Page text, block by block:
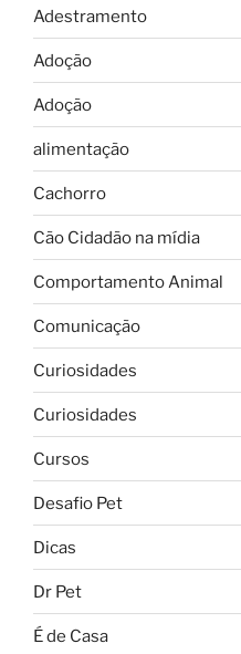
Adestramento
Adoção
Adoção
alimentação
Cachorro
Cão Cidadão na mídia
Comportamento Animal
Comunicação
Curiosidades
Curiosidades
Cursos
Desafio Pet
Dicas
Dr Pet
É de Casa